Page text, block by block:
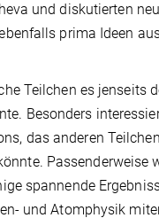
und diskutierten
prima Ideen
Teilchen es jenseits
Besonders
das anderen
Passenderweise
spannende
und Atomphysik